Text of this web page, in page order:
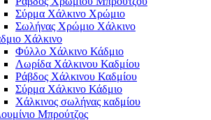
Σύρμα Χάλκινο Χρώμιο
Σωλήνας Χρώμιο Χάλκινο
Χάλκινο
Φύλλο Χάλκινο Κάδμιο
Λωρίδα Χάλκινου Καδμίου
Ράβδος Χάλκινου Καδμίου
Σύρμα Χάλκινο Κάδμιο
Χάλκινος σωλήνας καδμίου
Μπρούτζος